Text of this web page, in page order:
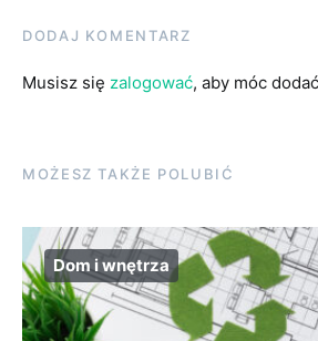
DODAJ KOMENTARZ
Musisz się zalogować, aby móc
MOŻESZ TAKŻE POLUBIĆ
Dom i wnętrza